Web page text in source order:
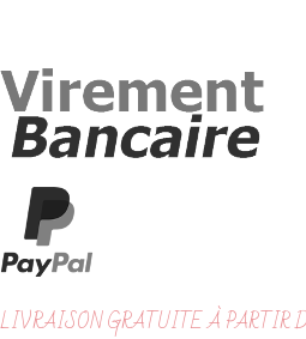
LIVRAISON GRATUITE À PARTIR